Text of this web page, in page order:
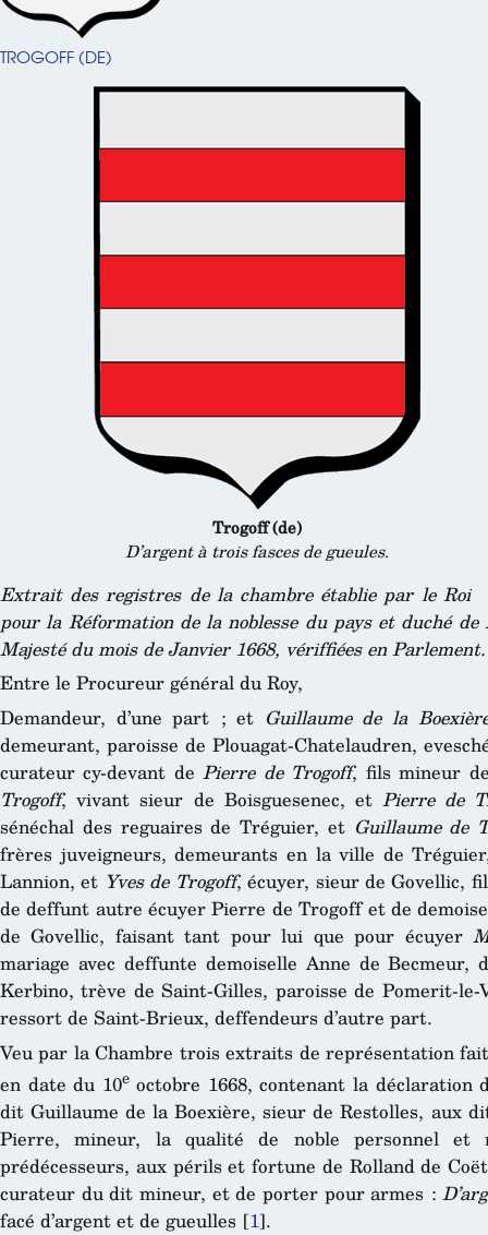
TROGOFF (DE)
Trogoff (de)
D’argent à trois fasces de gueules.
Extrait des registres de la chambre établie par le Roi
pour la Réformation de la noblesse du pays et duché
Majesté du mois de Janvier 1668, vériffiées en Parlement.
Entre le Procureur général du Roy,
Demandeur, d’une part ; et Guillaume de la
demeurant, paroisse de Plouagat-Chatelaudren,
curateur cy-devant dePierre de Trogoff, fils mineur
Trogoff, vivant sieur de Boisguesenec, et Pierre de
sénéchal des reguaires de Tréguier, et Guillaume de
frères juveigneurs, demeurants en la ville de
Lannion, et Yves de Trogoff, écuyer, sieur de Govellic,
de deffunt autre écuyer Pierre de Trogoff et de
de Govellic, faisant tant pour lui que pour écuyer
mariage avec deffunte demoiselle Anne de
Kerbino, trève de Saint-Gilles, paroisse de Pomerit-
ressort de Saint-Brieux, deffendeurs d’autre part.
Veu par la Chambre trois extraits de représentation
en date du 10eoctobre 1668, contenant la déclaration
dit Guillaume de la Boexière, sieur de Restolles, aux
Pierre, mineur, la qualité de noble personnel et
prédécesseurs, aux périls et fortune de Rolland de
curateur du dit mineur, et de porter pour armes :
facé d’argent et de gueulles [1].